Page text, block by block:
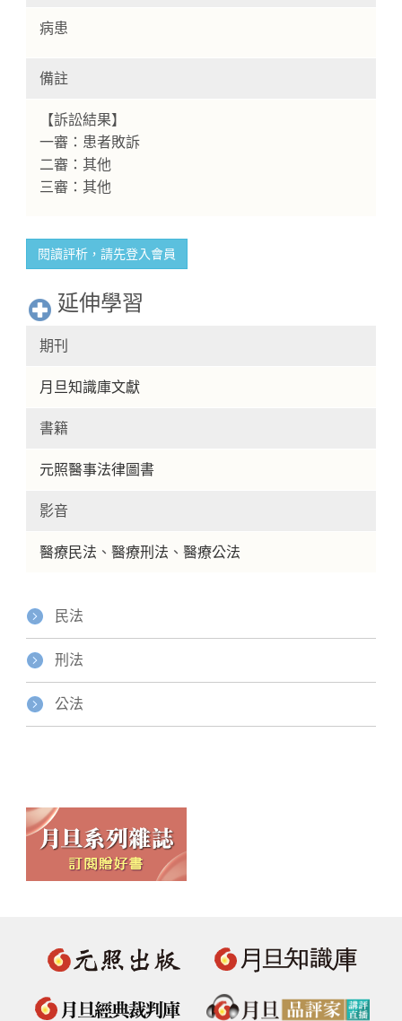
病患
備註
【訴訟結果】
一審：患者敗訴
二審：其他
三審：其他
閱讀評析，請先登入會員
延伸學習
期刊
月旦知識庫文獻
書籍
元照醫事法律圖書
影音
醫療民法 、 醫療刑法 、 醫療公法
民法
刑法
公法